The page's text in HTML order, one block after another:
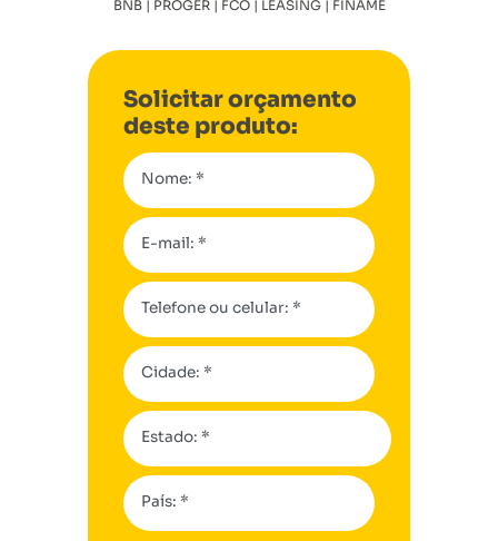
BNB | PROGER | FCO | LEASING | FINAME
Solicitar orçamento
deste produto:
Nome: *
E-mail: *
Telefone ou celular: *
Cidade: *
Estado: *
País: *